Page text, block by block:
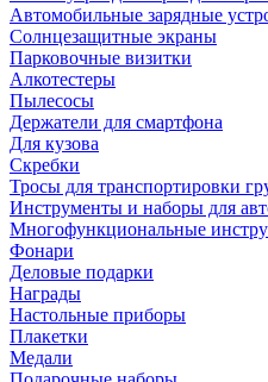
Автомобильные зарядные
Солнцезащитные экраны
Парковочные визитки
Алкотестеры
Пылесосы
Держатели для смартфона
Для кузова
Скребки
Тросы для транспортировки
Инструменты и наборы для
Многофункциональные
Фонари
Деловые подарки
Награды
Настольные приборы
Плакетки
Медали